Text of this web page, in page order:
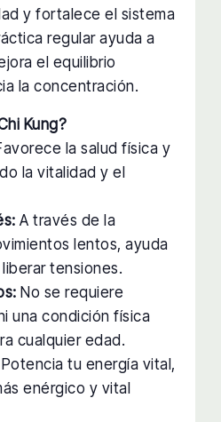
y fortalece el sistema
regular ayuda a
el equilibrio
la concentración.
Kung?
la salud física y
la vitalidad y el
A través de la
lentos, ayuda
tensiones.
No se requiere
una condición física
cualquier edad.
Potencia tu energía vital,
enérgico y vital